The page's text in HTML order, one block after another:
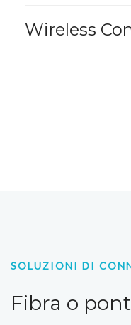
Wireless
SOLUZIONI DI
Fibra o